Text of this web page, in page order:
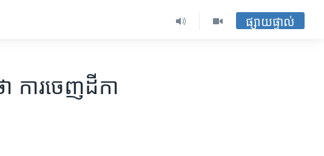
ផ្សាយផ្ទាល់
ការ​ចេញ​ដីកា​